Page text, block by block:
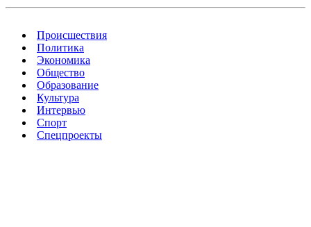
Происшествия
Политика
Экономика
Общество
Образование
Культура
Интервью
Спорт
Спецпроекты